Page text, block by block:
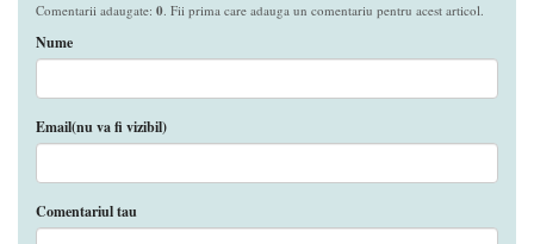
Comentarii adaugate: 0. Fii prima care adauga un comentariu pentru acest articol.
Nume
Email(nu va fi vizibil)
Comentariul tau